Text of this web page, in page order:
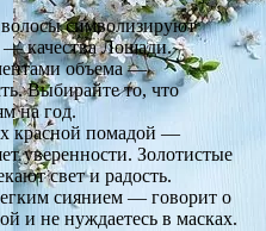
символизируют
— качества Лошади.
объема —
Выбирайте то, что
на год.
красной помадой —
уверенности. Золотистые
свет и радость.
сиянием — говорит о
и не нуждаетесь в масках.